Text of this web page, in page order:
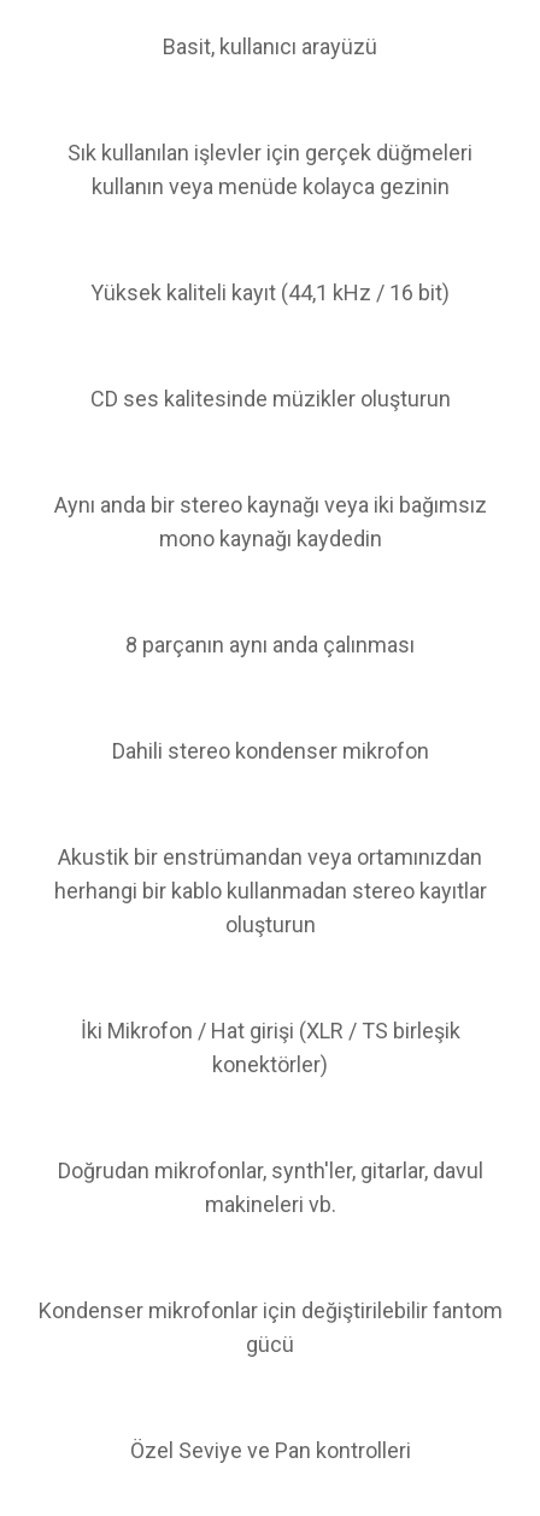
Basit, kullanıcı arayüzü
Sık kullanılan işlevler için gerçek düğmeleri
kullanın veya menüde kolayca gezinin
Yüksek kaliteli kayıt (44,1 kHz / 16 bit)
CD ses kalitesinde müzikler oluşturun
Aynı anda bir stereo kaynağı veya iki bağımsız
mono kaynağı kaydedin
8 parçanın aynı anda çalınması
Dahili stereo kondenser mikrofon
Akustik bir enstrümandan veya ortamınızdan
herhangi bir kablo kullanmadan stereo kayıtlar
oluşturun
İki Mikrofon / Hat girişi (XLR / TS birleşik
konektörler)
Doğrudan mikrofonlar, synth'ler, gitarlar, davul
makineleri vb.
Kondenser mikrofonlar için değiştirilebilir fantom
gücü
Özel Seviye ve Pan kontrolleri